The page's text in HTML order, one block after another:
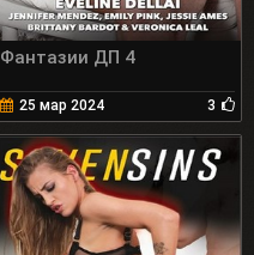
Фантазии ДП 4
25 мар 2024 3